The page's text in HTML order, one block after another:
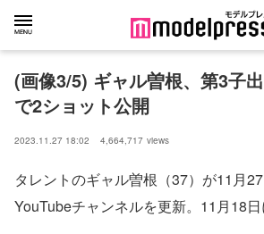
(画像3/5) ギャル曽根、第3子
で2ショット公開
2023.11.27 18:02 4,664,717 views
タレントのギャル曽根（37）が11月
YouTubeチャンネルを更新。11月18